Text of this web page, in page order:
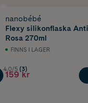
nanobébé
Flexy silikonflaska
Rosa 270ml
FINNS I LAGER
4.0/5 (3)
159 kr